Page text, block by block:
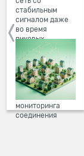
стабильным
сигналом даже
во время
пиковых
нагрузок в
вечернее время.
Мы постоянно
обновляем наше
оборудование в
домах, а система
мониторинга
соединения